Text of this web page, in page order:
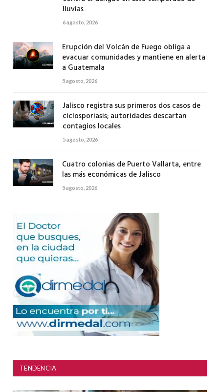
lluvias
6 agosto, 2026
Erupción del Volcán de Fuego obliga a
evacuar comunidades y mantiene en alerta
a Guatemala
5 agosto, 2026
Jalisco registra sus primeros dos casos de
ciclosporiasis; autoridades descartan
contagios locales
5 agosto, 2026
Cuatro colonias de Puerto Vallarta, entre
las más económicas de Jalisco
5 agosto, 2026
TENDENCIA